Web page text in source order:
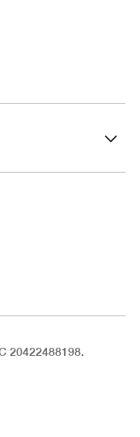
20422488198.